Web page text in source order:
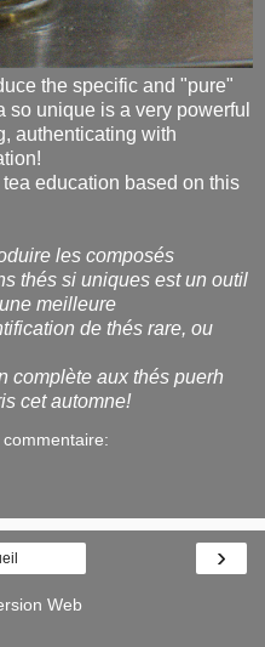
the specific and "pure"
unique is a very powerful
authenticating with
education based on this
les composés
thés si uniques est un outil
meilleure
de thés rare, ou
complète aux thés puerh
cet automne!
commentaire:
›
Web